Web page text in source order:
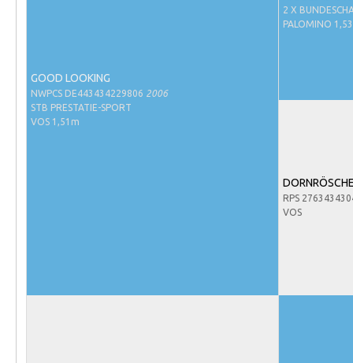
Hengstenkeuring
Regionale Keuringen
GOOD LOOKING
NWPCS DE443434229806 2006
STB PRESTATIE-SPORT
VOS 1,51m
2 X
PALOMINO
RPS
VOS